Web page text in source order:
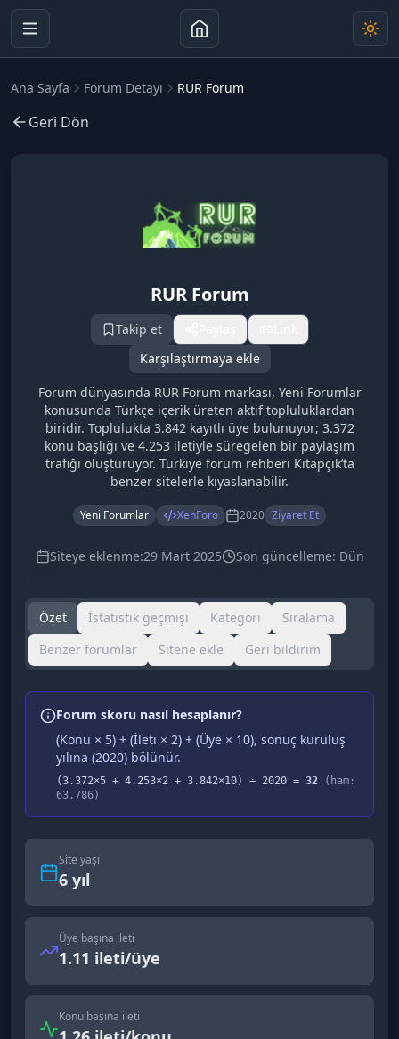
Ana Sayfa Forum Detayı RUR Forum
Geri Dön
RUR Forum
Takip et
Karşılaştırmaya ekle
Forum dünyasında RUR Forum markası, Yeni Forumlar
konusunda Türkçe içerik üreten aktif topluluklardan
biridir. Toplulukta 3.842 kayıtlı üye bulunuyor; 3.372
konu başlığı ve 4.253 iletiyle süregelen bir paylaşım
trafiği oluşturuyor. Türkiye forum rehberi Kitapçık’ta
benzer sitelerle kıyaslanabilir.
Yeni Forumlar XenForo 2020 Ziyaret Et
Siteye eklenme:29 Mart 2025 Son güncelleme: Dün
Özet İstatistik geçmişi Kategori
Sıralama
Benzer forumlar
Sitene ekle Geri bildirim
Forum skoru nasıl hesaplanır?
(Konu × 5) + (İleti × 2) + (Üye × 10), sonuç kuruluş
yılına (2020) bölünür.
(3.372×5 + 4.253×2 + 3.842×10) ÷ 2020 = 32 (ham:
63.786)
Site yaşı
6 yıl
Üye başına ileti
1.11 ileti/üye
Konu başına ileti